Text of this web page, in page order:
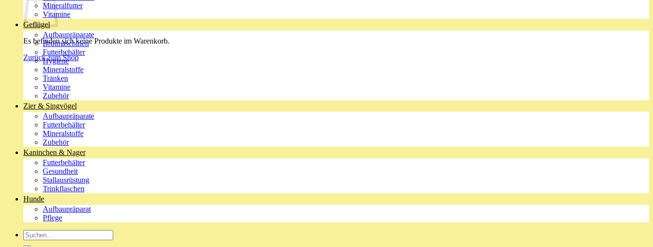
Es befinden sich keine Produkte im Warenkorb.
Zurück zum Shop
Mineralfutter
Vitamine
Geflügel
Aufbaupräparate
Brutmaschinen
Futterbehälter
Hygiene
Mineralstoffe
Tränken
Vitamine
Zubehör
Zier & Singvögel
Aufbaupräparate
Futterbehälter
Mineralstoffe
Zubehör
Kaninchen & Nager
Futterbehälter
Gesundheit
Stallausrüstung
Trinkflaschen
Hunde
Aufbaupräparat
Pflege
Suche
nach: